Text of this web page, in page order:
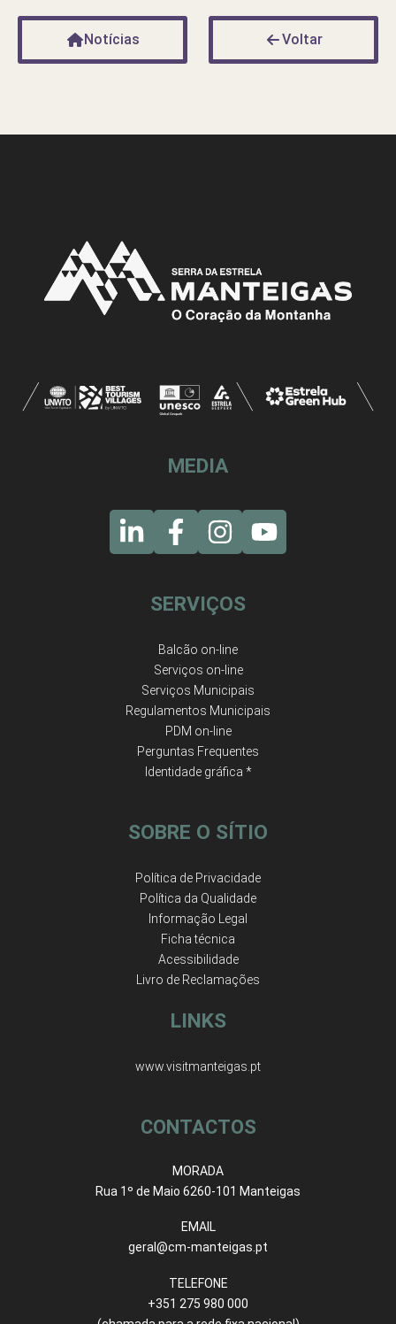
Notícias Voltar
MEDIA
SERVIÇOS
Balcão on-line
Serviços on-line
Serviços Municipais
Regulamentos Municipais
PDM on-line
Perguntas Frequentes
Identidade gráfica *
SOBRE O SÍTIO
Política de Privacidade
Política da Qualidade
Informação Legal
Ficha técnica
Acessibilidade
Livro de Reclamações
LINKS
www.visitmanteigas.pt
CONTACTOS
MORADA
Rua 1º de Maio 6260-101 Manteigas
EMAIL
geral@cm-manteigas.pt
TELEFONE
+351 275 980 000